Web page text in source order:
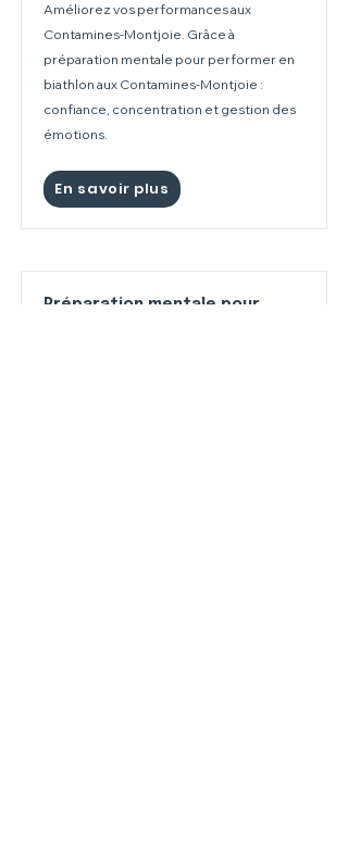
Améliorez vos performances aux
Contamines-Montjoie. Grâce à
préparation mentale pour performer en
biathlon aux Contamines-Montjoie :
confiance, concentration et gestion des
émotions.
En savoir plus
Préparation mentale pour